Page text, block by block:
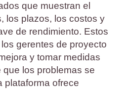
que muestran el
los plazos, los costos y
de rendimiento. Estos
gerentes de proyecto
y tomar medidas
los problemas se
plataforma ofrece